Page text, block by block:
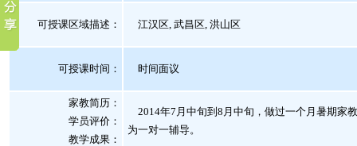
可授课区域描述： 江汉区, 武昌区, 洪山区
可授课时间： 时间面议
家教简历：
学员评价：
教学成果：
2014年7月中旬到8月中旬，做过一个月暑期家
为一对一辅导。